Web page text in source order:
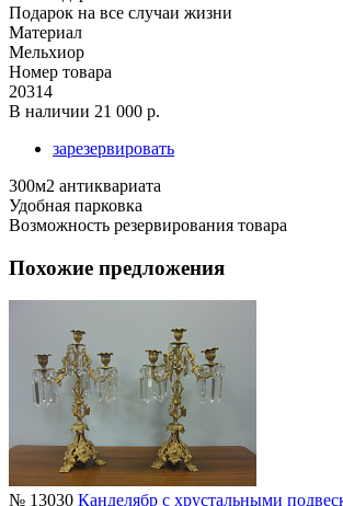
Подарок на все случаи жизни
Материал
Мельхиор
Номер товара
20314
В наличии 21 000 р.
зарезервировать
300м2 антиквариата
Удобная парковка
Возможность резервирования товара
Похожие предложения
№ 13030 Канделябр с хрустальными